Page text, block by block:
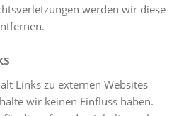
werden wir diese
Links zu externen Websites
wir keinen Einfluss haben.